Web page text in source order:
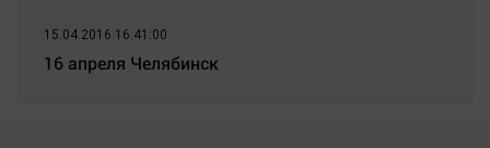
15.04.2016 16:41:00
16 апреля Челябинск